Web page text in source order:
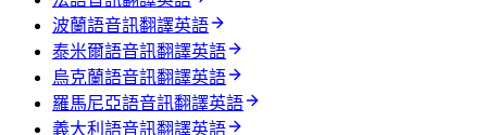
波蘭語音訊翻譯英語
泰米爾語音訊翻譯英語
烏克蘭語音訊翻譯英語
羅馬尼亞語音訊翻譯英語
義大利語音訊翻譯英語